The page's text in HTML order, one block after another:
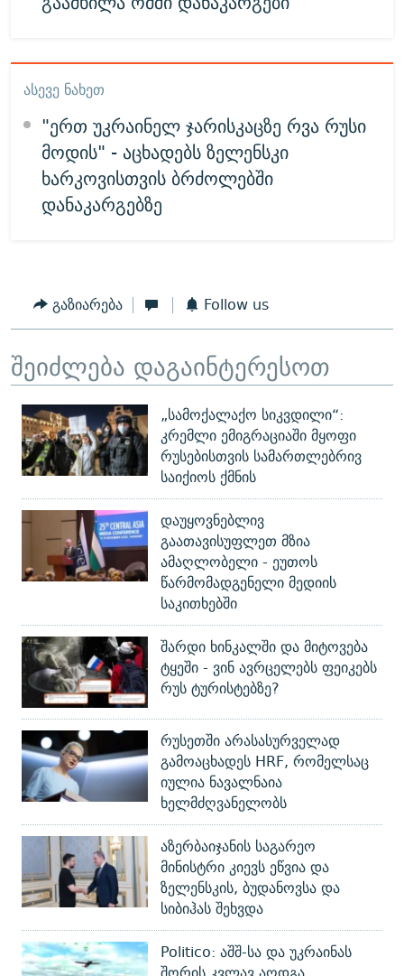
ᲐᲡᲔᲕᲔ ᲜᲐᲮᲔᲗ
"ერთ უკრაინელ ჯარისკაცზე რვა რუსი
მოდის" - აცხადებს ზელენსკი
ხარკოვისთვის ბრძოლებში
დანაკარგებზე
გაზიარება Follow us
შეიძლება დაგაინტერესოთ
„სამოქალაქო სიკვდილი“:
კრემლი ემიგრაციაში მყოფი
რუსებისთვის სამართლებრივ
საიქიოს ქმნის
დაუყოვნებლივ
გაათავისუფლეთ მზია
ამაღლობელი - ეუთოს
წარმომადგენელი მედიის
საკითხებში
შარდი ხინკალში და მიტოვება
ტყეში - ვინ ავრცელებს ფეიკებს
რუს ტურისტებზე?
რუსეთში არასასურველად
გამოაცხადეს HRF, რომელსაც
იულია ნავალნაია
ხელმძღვანელობს
აზერბაიჯანის საგარეო
მინისტრი კიევს ეწვია და
ზელენსკის, ბუდანოვსა და
სიბიჰას შეხვდა
Politico: აშშ-სა და უკრაინას